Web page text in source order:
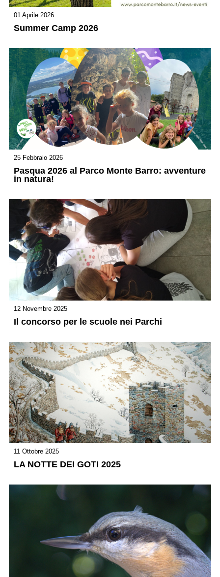
01 Aprile 2026
Summer Camp 2026
25 Febbraio 2026
Pasqua 2026 al Parco Monte Barro: avventure
in natura!
12 Novembre 2025
Il concorso per le scuole nei Parchi
11 Ottobre 2025
LA NOTTE DEI GOTI 2025